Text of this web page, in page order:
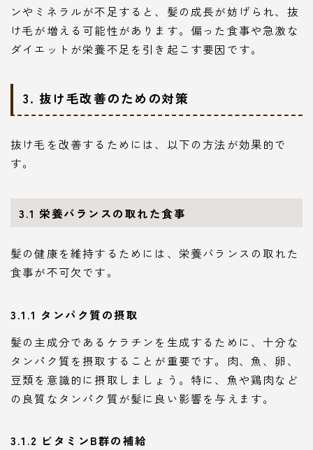
ンやミネラルが不足すると、髪の成長が妨げられ、抜
け毛が増える可能性があります。偏った食事や急激な
ダイエットが栄養不足を引き起こす要因です。
3. 抜け毛改善のための対策
抜け毛を改善するためには、以下の方法が効果的で
す。
3.1 栄養バランスの取れた食事
髪の健康を維持するためには、栄養バランスの取れた
食事が不可欠です。
3.1.1 タンパク質の摂取
髪の主成分であるケラチンを生成するために、十分な
タンパク質を摂取することが重要です。肉、魚、卵、
豆類を意識的に摂取しましょう。特に、魚や鶏肉など
の良質なタンパク質が髪に良い影響を与えます。
3.1.2 ビタミンB群の補給